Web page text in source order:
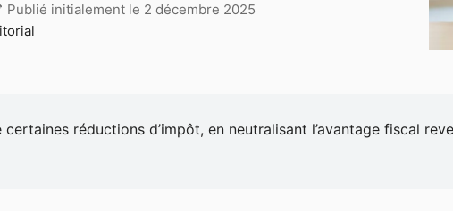
Publié initialement le 2 décembre 2025
réductions d’impôt, en neutralisant l’avantage fiscal